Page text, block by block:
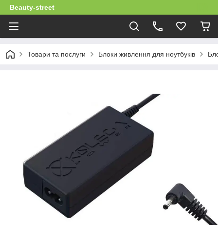
Beauty-street
Товари та послуги Блоки живлення для ноутбуків